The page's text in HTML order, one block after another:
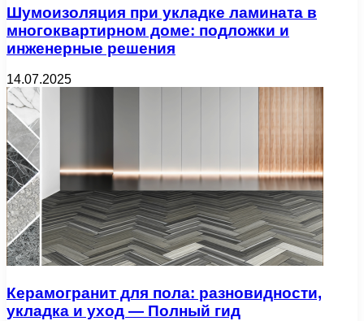
Шумоизоляция при укладке ламината в
многоквартирном доме: подложки и
инженерные решения
14.07.2025
Керамогранит для пола: разновидности,
укладка и уход — Полный гид